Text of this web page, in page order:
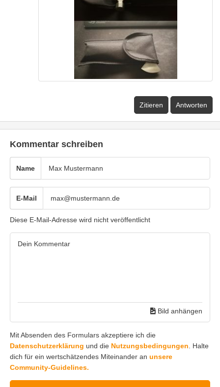
Zitieren Antworten
Kommentar schreiben
Name
E-Mail
Diese E-Mail-Adresse wird nicht veröffentlicht
Bild anhängen
Mit Absenden des Formulars akzeptiere ich die
Datenschutzerklärung und die Nutzungsbedingungen. Halte
dich für ein wertschätzendes Miteinander an unsere
Community-Guidelines.